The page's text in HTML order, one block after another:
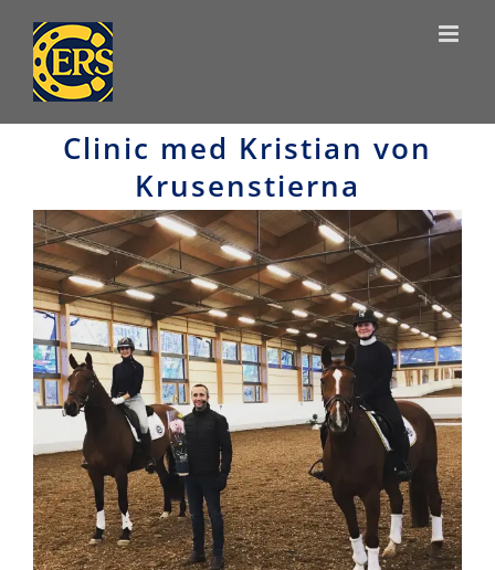
content
Clinic med Kristian von
Krusenstierna
View
Larger
Image